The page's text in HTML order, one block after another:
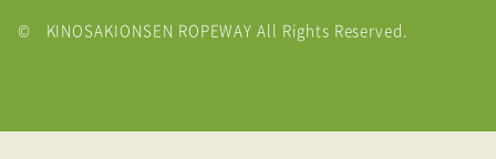
© KINOSAKIONSEN ROPEWAY All Rights Reserved.